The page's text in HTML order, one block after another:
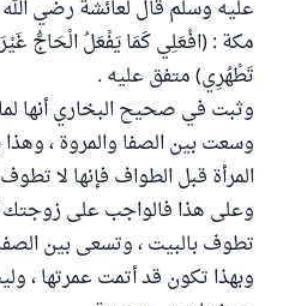
عليه وسلم قال لعائشة رضي
مكة : (افْعَلِي كَمَا يَفْعَلُ الْحَاجُّ
تَطْهُرِي) متفق عليه .
وثبت في صحيح البخاري أنها
وسعت بين الصفا والمروة ،
المرأة قبل الطواف فإنها لا
وعلى هذا فالواجب على
تطوف بالبيت ، وتسعى بين
وبهذا تكون قد أتمت عمرتها ،